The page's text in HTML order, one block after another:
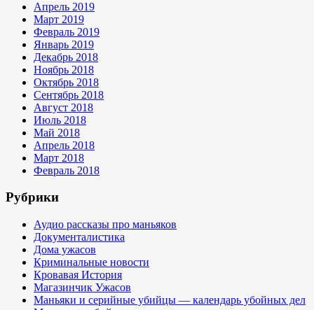
Апрель 2019
Март 2019
Февраль 2019
Январь 2019
Декабрь 2018
Ноябрь 2018
Октябрь 2018
Сентябрь 2018
Август 2018
Июль 2018
Май 2018
Апрель 2018
Март 2018
Февраль 2018
Рубрики
Аудио рассказы про маньяков
Документалистика
Дома ужасов
Криминальные новости
Кровавая История
Магазинчик Ужасов
Маньяки и серийные убийцы — календарь убойных дел